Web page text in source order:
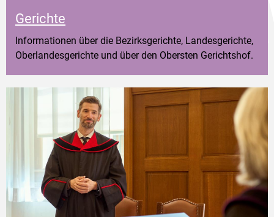
Gerichte
Informationen über die Bezirksgerichte, Landesgerichte,
Oberlandesgerichte und über den Obersten Gerichtshof.